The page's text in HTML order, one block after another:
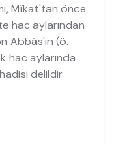
Mîkat'tan önce
hac aylarından
Abbâs'ın (ö.
hac aylarında
delildir